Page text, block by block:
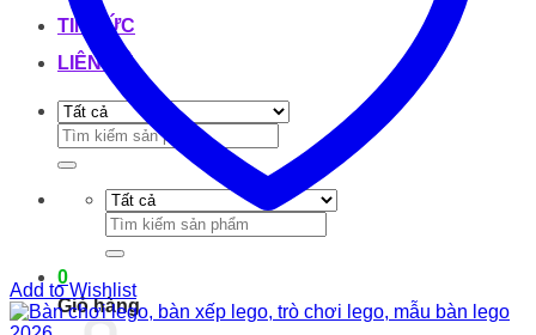
TIN TỨC
LIÊN HỆ
Tìm
kiếm:
Tìm
kiếm:
0
Giỏ hàng
Add to Wishlist